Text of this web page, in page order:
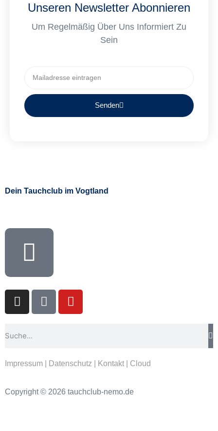
Unseren Newsletter Abonnieren
Um Regelmäßig Über Uns Informiert Zu
Sein
Senden
Dein Tauchclub im Vogtland
Impressum Datenschutz Kontakt Cloud
Copyright © 2026 tauchclub-nemo.de